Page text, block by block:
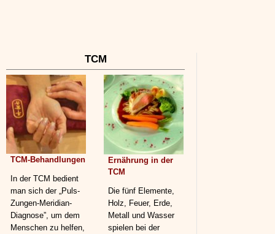
TCM
TCM-Behandlungen
In der TCM bedient
man sich der „Puls-
Zungen-Meridian-
Diagnose”, um dem
Menschen zu helfen,
Ernährung in der
TCM
Die fünf Elemente,
Holz, Feuer, Erde,
Metall und Wasser
spielen bei der